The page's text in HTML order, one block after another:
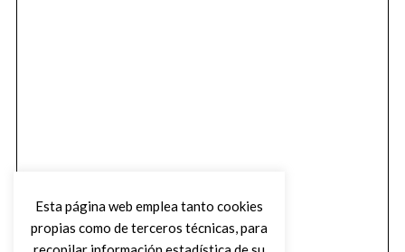
Esta página web emplea tanto cookies
propias como de terceros técnicas, para